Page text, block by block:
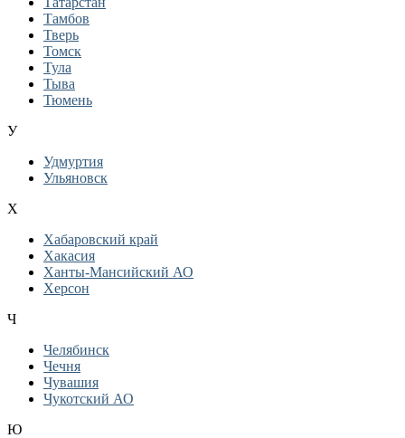
Тамбов
Тверь
Томск
Тула
Тыва
Тюмень
У
Удмуртия
Ульяновск
Х
Хабаровский край
Хакасия
Ханты-Мансийский АО
Херсон
Ч
Челябинск
Чечня
Чувашия
Чукотский АО
Ю